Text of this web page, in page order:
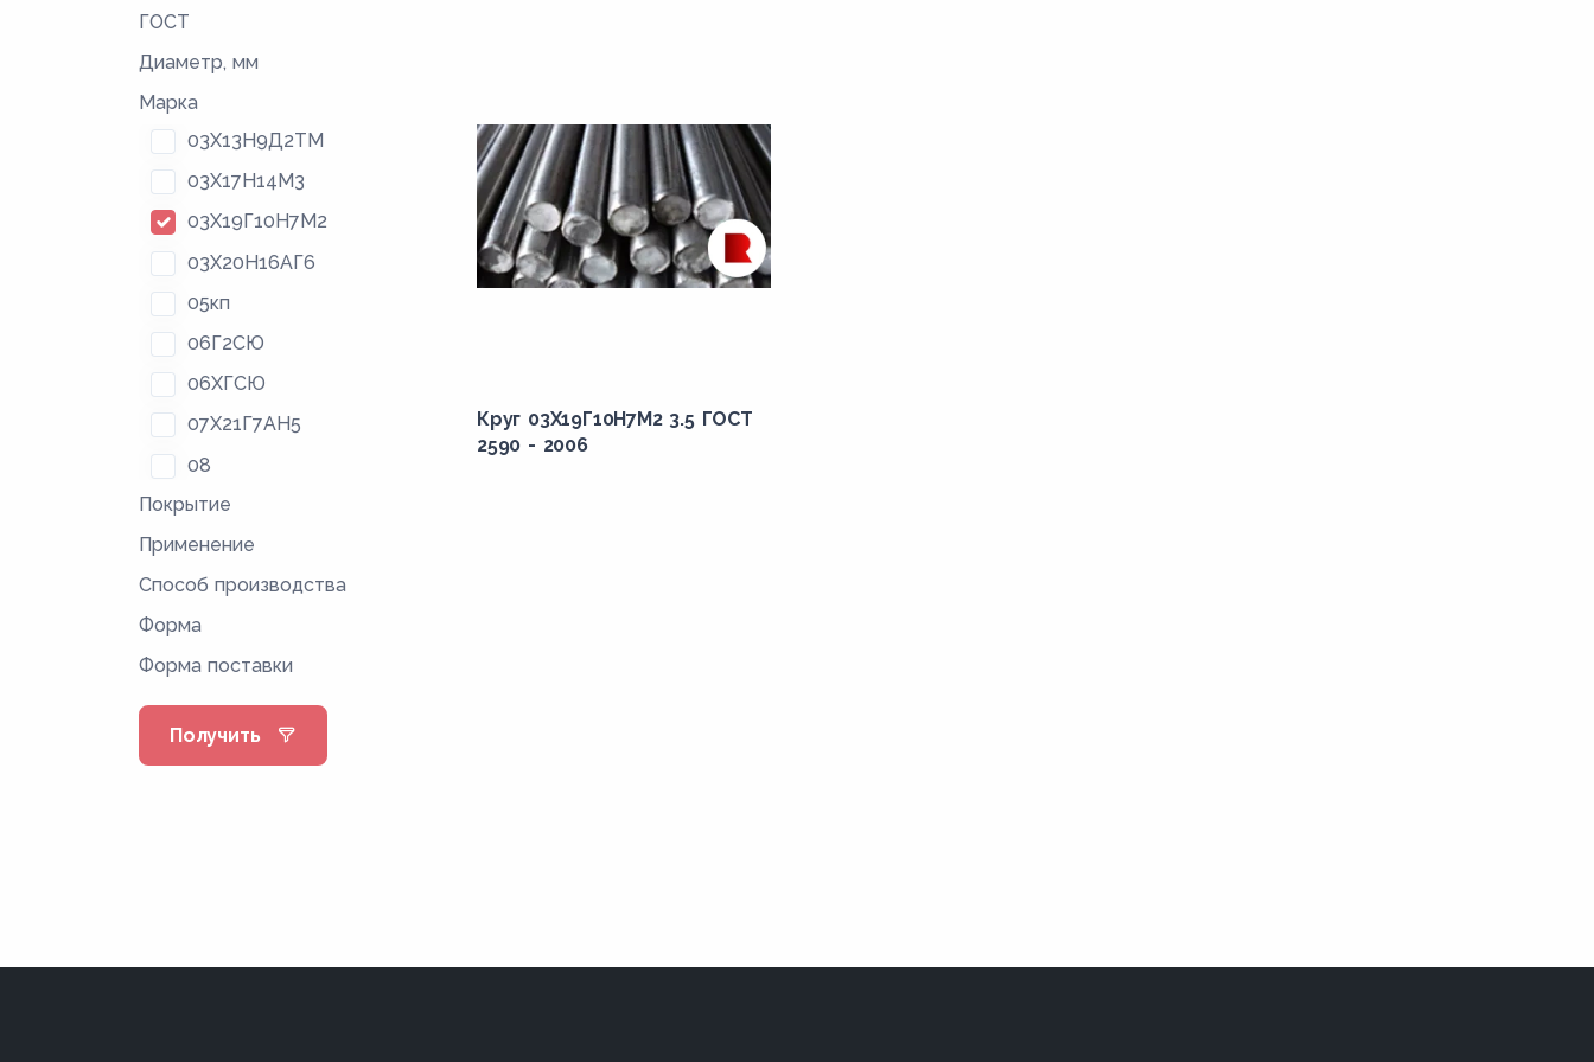
ГОСТ
Диаметр, мм
Марка
03Х13Н9Д2ТМ
03Х17Н14М3
03Х19Г10Н7М2
03Х20Н16АГ6
05кп
06Г2СЮ
06ХГСЮ
07Х21Г7АН5
08
08Г2С
08кп
08пс
08Фкп
08Ю
09Г2
09Г2Д
Покрытие
Применение
Способ производства
Форма
Форма поставки
Получить
Круг 03Х19Г10Н7М2 3.5 ГОСТ
2590 - 2006